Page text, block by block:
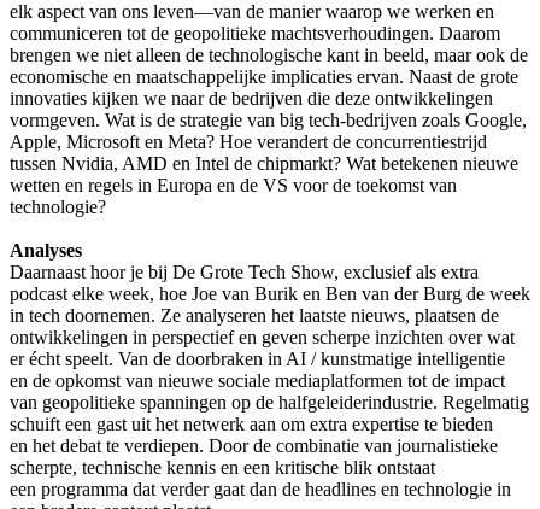
elk aspect van ons leven—van de manier waarop we werken en
communiceren tot de geopolitieke machtsverhoudingen. Daarom
brengen we niet alleen de technologische kant in beeld, maar ook de
economische en maatschappelijke implicaties ervan. Naast de grote
innovaties kijken we naar de bedrijven die deze ontwikkelingen
vormgeven. Wat is de strategie van big tech-bedrijven zoals Google,
Apple, Microsoft en Meta? Hoe verandert de concurrentiestrijd
tussen Nvidia, AMD en Intel de chipmarkt? Wat betekenen nieuwe
wetten en regels in Europa en de VS voor de toekomst van
technologie?
Analyses
Daarnaast hoor je bij De Grote Tech Show, exclusief als extra
podcast elke week, hoe Joe van Burik en Ben van der Burg de week
in tech doornemen. Ze analyseren het laatste nieuws, plaatsen de
ontwikkelingen in perspectief en geven scherpe inzichten over wat
er écht speelt. Van de doorbraken in AI / kunstmatige intelligentie
en de opkomst van nieuwe sociale mediaplatformen tot de impact
van geopolitieke spanningen op de halfgeleiderindustrie. Regelmatig
schuift een gast uit het netwerk aan om extra expertise te bieden
en het debat te verdiepen. Door de combinatie van journalistieke
scherpte, technische kennis en een kritische blik ontstaat
een programma dat verder gaat dan de headlines en technologie in